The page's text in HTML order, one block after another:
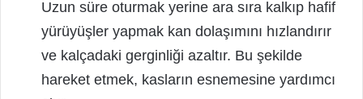
Uzun süre oturmak yerine ara sıra kalkıp hafif
yürüyüşler yapmak kan dolaşımını hızlandırır
ve kalçadaki gerginliği azaltır. Bu şekilde
hareket etmek, kasların esnemesine yardımcı